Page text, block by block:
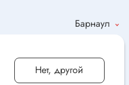
Барнаул
Нет, другой